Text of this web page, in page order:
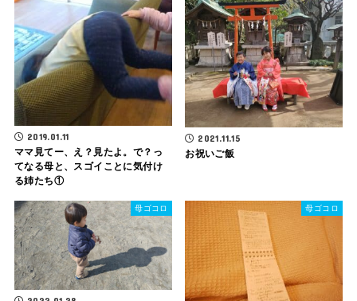
2019.01.11
ママ見てー、え？見たよ。で？っ
てなる母と、スゴイことに気付け
る姉たち①
2021.11.15
お祝いご飯
母ゴコロ 母ゴコロ